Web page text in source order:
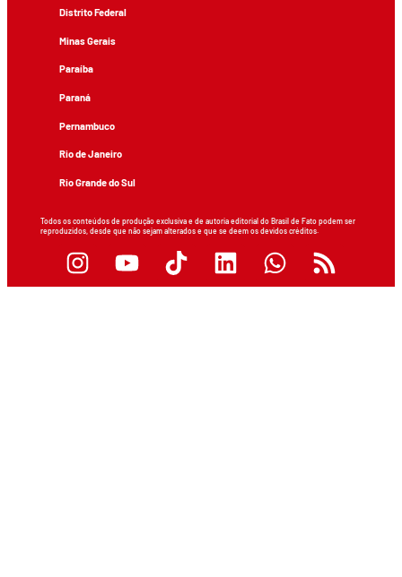
Distrito Federal
Minas Gerais
Paraíba
Paraná
Pernambuco
Rio de Janeiro
Rio Grande do Sul
Todos os conteúdos de produção exclusiva e de autoria editorial do Brasil de Fato podem ser
reproduzidos, desde que não sejam alterados e que se deem os devidos créditos.